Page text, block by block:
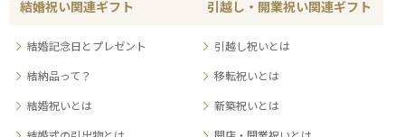
結婚祝い関連ギフト
結婚記念日とプレゼント
結納品って？
結婚祝いとは
引越し・開業祝い関連ギフト
引越し祝いとは
移転祝いとは
新築祝いとは